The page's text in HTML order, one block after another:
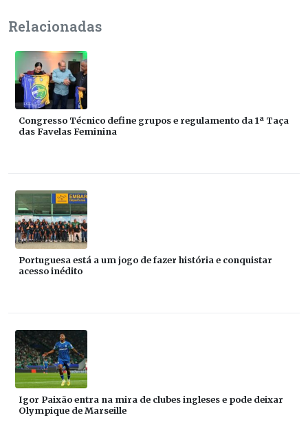
Relacionadas
Congresso Técnico define grupos e regulamento da 1ª Taça
das Favelas Feminina
Portuguesa está a um jogo de fazer história e conquistar
acesso inédito
Igor Paixão entra na mira de clubes ingleses e pode deixar
Olympique de Marseille